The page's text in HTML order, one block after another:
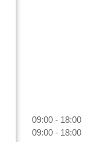
09:00 - 18:00
09:00 - 18:00